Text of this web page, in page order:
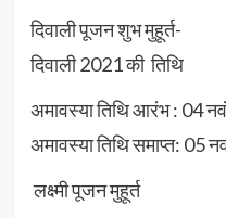
दिवाली पूजन शुभ मुहूर्त-
दिवाली 2021 की तिथि
अमावस्या तिथि आरंभ : 04
अमावस्या तिथि समाप्त: 05
लक्ष्मी पूजन मुहूर्त